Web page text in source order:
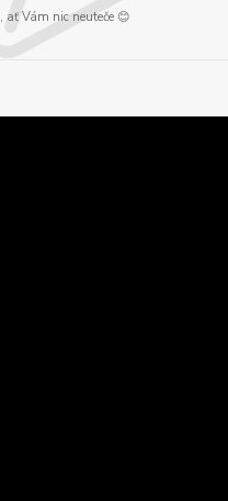
ať Vám nic neuteče 😊